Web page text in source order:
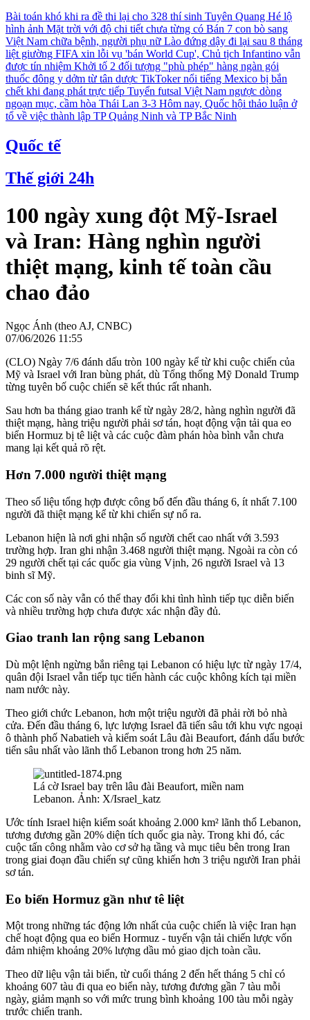
Bài toán khó khi ra đề thi lại cho 328 thí sinh Tuyên Quang Hé lộ
hình ảnh Mặt trời với độ chi tiết chưa từng có Bán 7 con bò sang
Việt Nam chữa bệnh, người phụ nữ Lào đứng dậy đi lại sau 8 tháng
liệt giường FIFA xin lỗi vụ 'bán World Cup', Chủ tịch Infantino vẫn
được tín nhiệm Khởi tố 2 đối tượng "phù phép" hàng ngàn gói
thuốc đông y dởm từ tân dược TikToker nổi tiếng Mexico bị bắn
chết khi đang phát trực tiếp Tuyển futsal Việt Nam ngược dòng
ngoạn mục, cầm hòa Thái Lan 3-3 Hôm nay, Quốc hội thảo luận ở
tổ về việc thành lập TP Quảng Ninh và TP Bắc Ninh
Quốc tế
Thế giới 24h
100 ngày xung đột Mỹ-Israel
và Iran: Hàng nghìn người
thiệt mạng, kinh tế toàn cầu
chao đảo
Ngọc Ánh (theo AJ, CNBC)
07/06/2026 11:55
(CLO) Ngày 7/6 đánh dấu tròn 100 ngày kể từ khi cuộc chiến của
Mỹ và Israel với Iran bùng phát, dù Tổng thống Mỹ Donald Trump
từng tuyên bố cuộc chiến sẽ kết thúc rất nhanh.
Sau hơn ba tháng giao tranh kể từ ngày 28/2, hàng nghìn người đã
thiệt mạng, hàng triệu người phải sơ tán, hoạt động vận tải qua eo
biển Hormuz bị tê liệt và các cuộc đàm phán hòa bình vẫn chưa
mang lại kết quả rõ rệt.
Hơn 7.000 người thiệt mạng
Theo số liệu tổng hợp được công bố đến đầu tháng 6, ít nhất 7.100
người đã thiệt mạng kể từ khi chiến sự nổ ra.
Lebanon hiện là nơi ghi nhận số người chết cao nhất với 3.593
trường hợp. Iran ghi nhận 3.468 người thiệt mạng. Ngoài ra còn có
29 người chết tại các quốc gia vùng Vịnh, 26 người Israel và 13
binh sĩ Mỹ.
Các con số này vẫn có thể thay đổi khi tình hình tiếp tục diễn biến
và nhiều trường hợp chưa được xác nhận đầy đủ.
Giao tranh lan rộng sang Lebanon
Dù một lệnh ngừng bắn riêng tại Lebanon có hiệu lực từ ngày 17/4,
quân đội Israel vẫn tiếp tục tiến hành các cuộc không kích tại miền
nam nước này.
Theo giới chức Lebanon, hơn một triệu người đã phải rời bỏ nhà
cửa. Đến đầu tháng 6, lực lượng Israel đã tiến sâu tới khu vực ngoại
ô thành phố Nabatieh và kiểm soát Lâu đài Beaufort, đánh dấu bước
tiến sâu nhất vào lãnh thổ Lebanon trong hơn 25 năm.
Lá cờ Israel bay trên lâu đài Beaufort, miền nam
Lebanon. Ảnh: X/Israel_katz
Ước tính Israel hiện kiểm soát khoảng 2.000 km² lãnh thổ Lebanon,
tương đương gần 20% diện tích quốc gia này. Trong khi đó, các
cuộc tấn công nhằm vào cơ sở hạ tầng và mục tiêu bên trong Iran
trong giai đoạn đầu chiến sự cũng khiến hơn 3 triệu người Iran phải
sơ tán.
Eo biển Hormuz gần như tê liệt
Một trong những tác động lớn nhất của cuộc chiến là việc Iran hạn
chế hoạt động qua eo biển Hormuz - tuyến vận tải chiến lược vốn
đảm nhiệm khoảng 20% lượng dầu mỏ giao dịch toàn cầu.
Theo dữ liệu vận tải biển, từ cuối tháng 2 đến hết tháng 5 chỉ có
khoảng 607 tàu đi qua eo biển này, tương đương gần 7 tàu mỗi
ngày, giảm mạnh so với mức trung bình khoảng 100 tàu mỗi ngày
trước chiến tranh.